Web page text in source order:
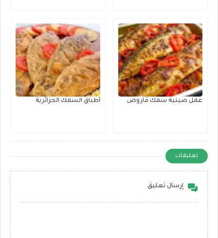
عمل صينية سمك قاروص أطباق السمك الجزائرية
تعليقات
إرسال تعليق